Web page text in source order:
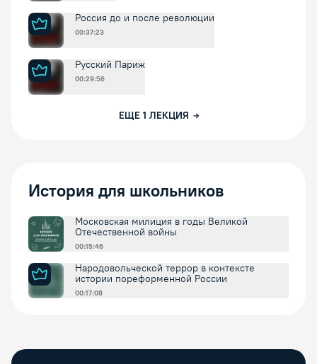
Россия до и после революции
00:37:23
Русский Париж
00:29:56
ЕЩЕ 1 ЛЕКЦИЯ
История для школьников
Московская милиция в годы Великой
Отечественной войны
00:15:46
Народовольческой террор в контексте
истории пореформенной России
00:17:08